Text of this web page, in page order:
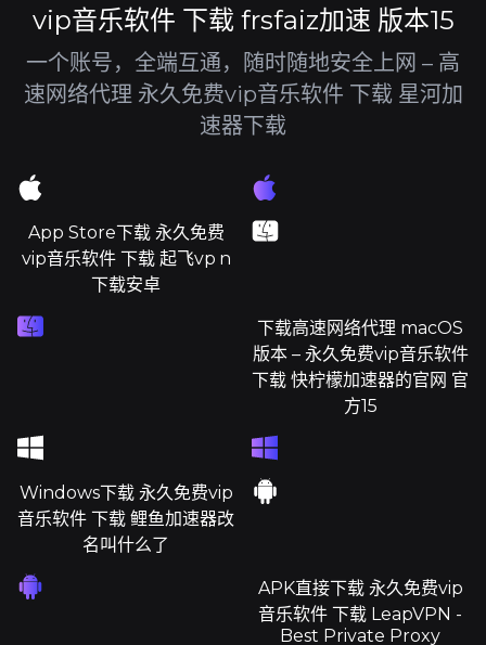
vip音乐软件 下载 frsfaiz加速 版本15
一个账号，全端互通，随时随地安全上网 – 高
速网络代理 永久免费vip音乐软件 下载 星河加
速器下载
App Store下载 永久免费
vip音乐软件 下载 起飞vp n
下载安卓
下载高速网络代理 macOS
版本 – 永久免费vip音乐软件
下载 快柠檬加速器的官网 官
方15
Windows下载 永久免费vip
音乐软件 下载 鲤鱼加速器改
名叫什么了
APK直接下载 永久免费vip
音乐软件 下载 LeapVPN -
Best Private Proxy